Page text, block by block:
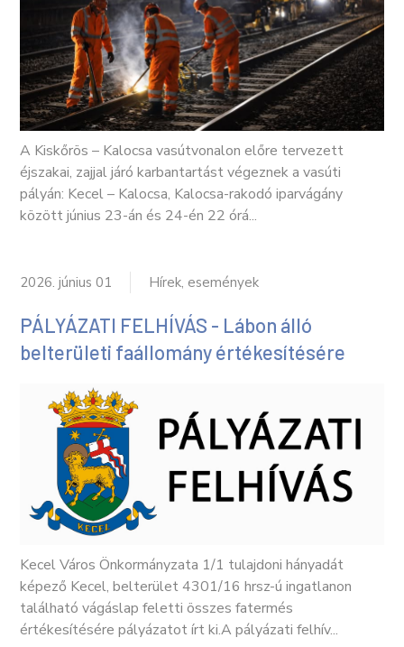
A Kiskőrös – Kalocsa vasútvonalon előre tervezett
éjszakai, zajjal járó karbantartást végeznek a vasúti
pályán: Kecel – Kalocsa, Kalocsa-rakodó iparvágány
között június 23-án és 24-én 22 órá...
2026. június 01 Hírek, események
PÁLYÁZATI FELHÍVÁS - Lábon álló
belterületi faállomány értékesítésére
Kecel Város Önkormányzata 1/1 tulajdoni hányadát
képező Kecel, belterület 4301/16 hrsz-ú ingatlanon
található vágáslap feletti összes fatermés
értékesítésére pályázatot írt ki.A pályázati felhív...